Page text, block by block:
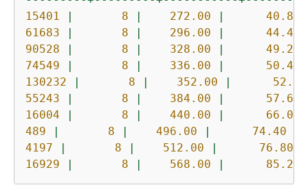
15401
| 8 | 272.00 | 40.80
61683
| 8 | 296.00 | 44.40
90528
| 8 | 328.00 | 49.20
74549
| 8 | 336.00 | 50.40
130232
| 8 | 352.00 |
52.80
55243
| 8 | 384.00 | 57.60
16004
| 8 | 440.00 | 66.00
489
| 8 | 496.00 | 74.40
4197
| 8 | 512.00 | 76.80
16929
| 8 | 568.00 | 85.20